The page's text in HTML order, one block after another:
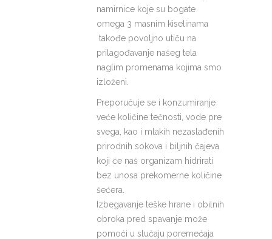
namirnice koje su bogate
omega 3 masnim kiselinama
takođe povoljno utiču na
prilagođavanje našeg tela
naglim promenama kojima smo
izloženi.
Preporučuje se i konzumiranje
veće količine tečnosti, vode pre
svega, kao i mlakih nezaslađenih
prirodnih sokova i biljnih čajeva
koji će naš organizam hidrirati
bez unosa prekomerne količine
šećera.
Izbegavanje teške hrane i obilnih
obroka pred spavanje može
pomoći u slučaju poremećaja